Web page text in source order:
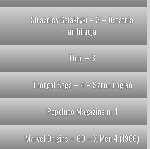
Strażnicy Galaktyki – 3 – Ostatnia
anihilacja
Thor – 3
Thorgal Saga – 4 – Szron i ogień
Popolupo Magazine nr 1
Marvel Origins – 60 – X-Men 4 (1966)